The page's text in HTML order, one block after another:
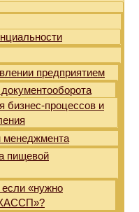
предприятием
бизнес-процессов и
менеджмента
пищевой
«нужно
ХАССП»?